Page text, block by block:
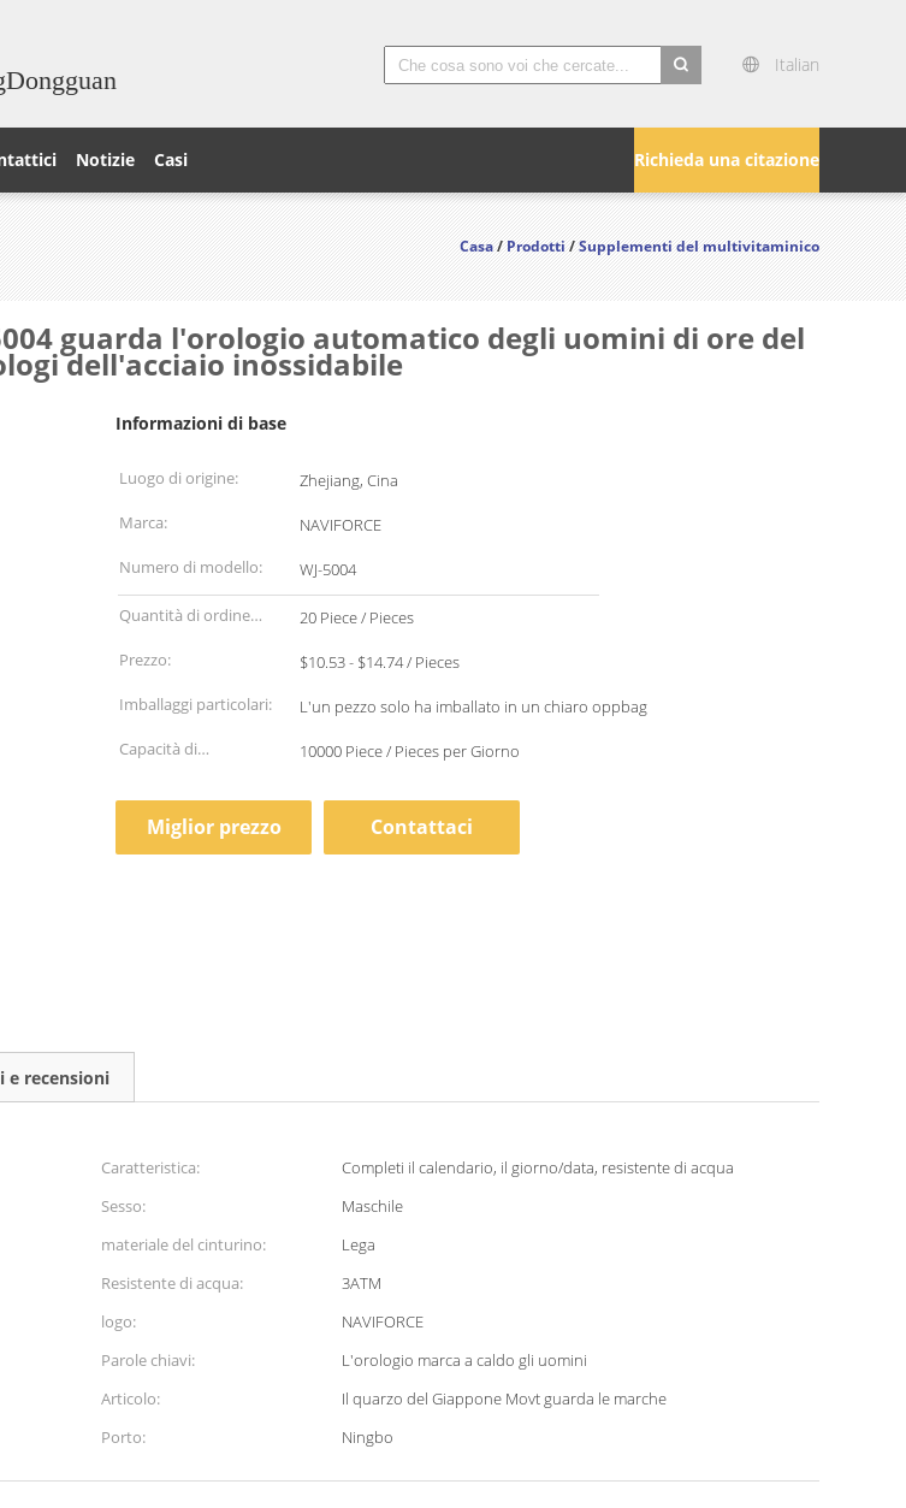
Italian
Richieda una citazione
Notizie Casi
Casa/Prodotti/Supplementi del multivitaminico
guarda l'orologio automatico degli uomini di ore del
dell'acciaio inossidabile
Informazioni di base
Luogo di origine:
Zhejiang, Cina
Marca:
NAVIFORCE
Numero di modello:
WJ-5004
Quantità di ordine
minimo:
20 Piece / Pieces
Prezzo:
$10.53 - $14.74 / Pieces
Imballaggi particolari:
L'un pezzo solo ha imballato in un chiaro oppbag
Capacità di
10000 Piece / Pieces per Giorno
Miglior prezzo Contattaci
e recensioni
Caratteristica:
Completi il calendario, il giorno/data, resistente di acqua
Sesso:
Maschile
materiale del cinturino:
Lega
Resistente di acqua:
3ATM
logo:
NAVIFORCE
Parole chiavi:
L'orologio marca a caldo gli uomini
Articolo:
Il quarzo del Giappone Movt guarda le marche
Porto: Ningbo